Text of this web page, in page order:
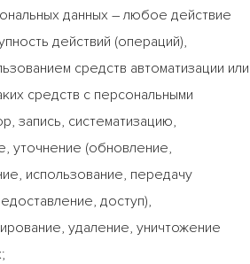
данных – любое действие
действий (операций),
средств автоматизации или
средств с персональными
запись, систематизацию,
уточнение (обновление,
использование, передачу
доступ),
удаление, уничтожение